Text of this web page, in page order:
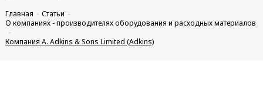
Главная
Статьи
О компаниях - производителях оборудования и расходных материалов
Компания A. Adkins & Sons Limited (Adkins)